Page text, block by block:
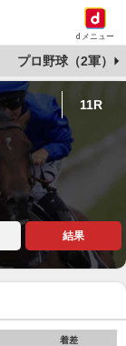
dメニュー
プロ野球（2軍）
11R
結果
着差